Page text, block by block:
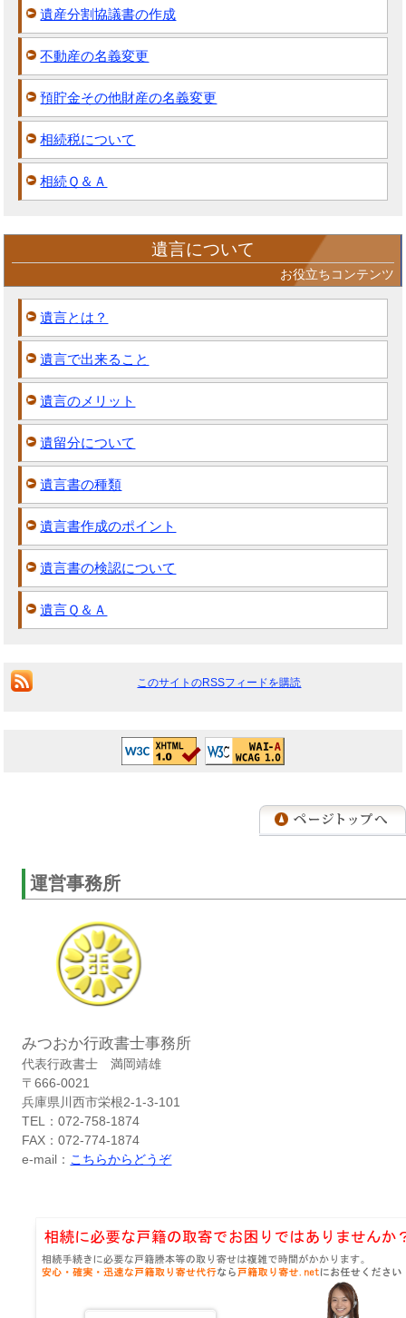
遺産分割協議書の作成
不動産の名義変更
預貯金その他財産の名義変更
相続税について
相続Ｑ＆Ａ
遺言について
お役立ちコンテンツ
遺言とは？
遺言で出来ること
遺言のメリット
遺留分について
遺言書の種類
遺言書作成のポイント
遺言書の検認について
遺言Ｑ＆Ａ
このサイトのRSSフィードを購読
運営事務所
みつおか行政書士事務所
代表行政書士 満岡靖雄
〒666-0021
兵庫県川西市栄根2-1-3-101
TEL：072-758-1874
FAX：072-774-1874
e-mail： こちらからどうぞ